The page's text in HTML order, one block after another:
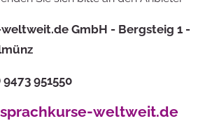
GmbH - Bergsteig 1 -
951550
weltweit.de